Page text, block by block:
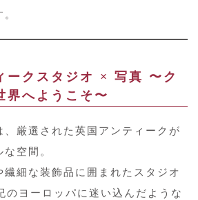
ークスタジオ × 写真 〜ク
界へようこそ〜
、厳選された英国アンティークが
空間。
繊細な装飾品に囲まれたスタジオ
のヨーロッパに迷い込んだような